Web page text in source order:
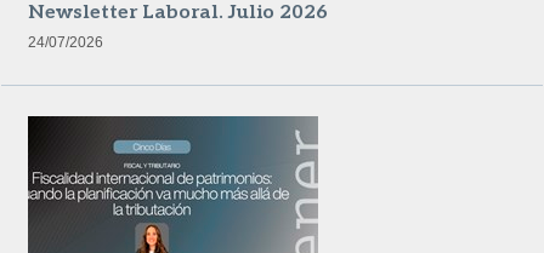
Newsletter Laboral. Julio 2026
24/07/2026